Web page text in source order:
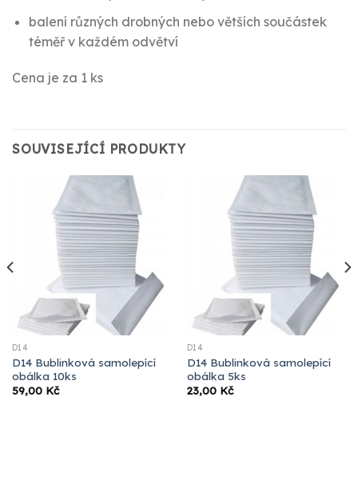
balení různých drobných nebo větších součástek
téměř v každém odvětví
Cena je za 1 ks
SOUVISEJÍCÍ PRODUKTY
D14
D14 Bublinková samolepící
obálka 10ks
59,00 Kč
D14
D14 Bublinková samolepící
obálka 5ks
23,00 Kč